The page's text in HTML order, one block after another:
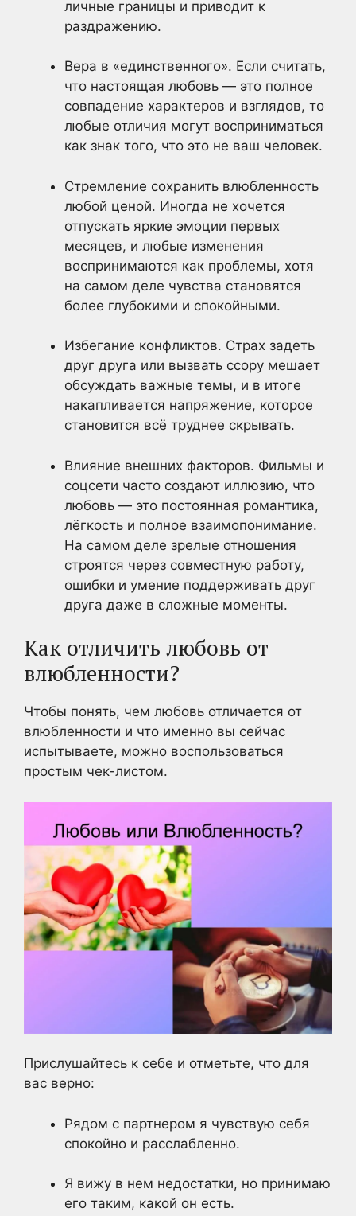
личные границы и приводит к
раздражению.
Вера в «единственного». Если считать,
что настоящая любовь — это полное
совпадение характеров и взглядов, то
любые отличия могут восприниматься
как знак того, что это не ваш человек.
Стремление сохранить влюбленность
любой ценой. Иногда не хочется
отпускать яркие эмоции первых
месяцев, и любые изменения
воспринимаются как проблемы, хотя
на самом деле чувства становятся
более глубокими и спокойными.
Избегание конфликтов. Страх задеть
друг друга или вызвать ссору мешает
обсуждать важные темы, и в итоге
накапливается напряжение, которое
становится всё труднее скрывать.
Влияние внешних факторов. Фильмы и
соцсети часто создают иллюзию, что
любовь — это постоянная романтика,
лёгкость и полное взаимопонимание.
На самом деле зрелые отношения
строятся через совместную работу,
ошибки и умение поддерживать друг
друга даже в сложные моменты.
Как отличить любовь от
влюбленности?
Чтобы понять, чем любовь отличается от
влюбленности и что именно вы сейчас
испытываете, можно воспользоваться
простым чек-листом.
Прислушайтесь к себе и отметьте, что для
вас верно:
Рядом с партнером я чувствую себя
спокойно и расслабленно.
Я вижу в нем недостатки, но принимаю
его таким, какой он есть.